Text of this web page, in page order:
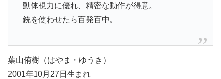
動体視力に優れ、精密な動作が得意。
銃を使わせたら百発百中。
葉山侑樹（はやま・ゆうき）
2001年10月27日生まれ